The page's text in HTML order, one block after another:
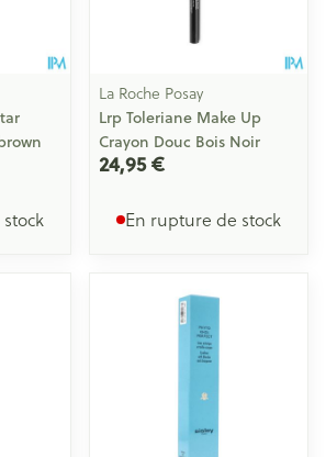
La Roche Posay
Lrp Toleriane Make Up
Crayon Douc Bois Noir
24,95 €
En rupture de stock